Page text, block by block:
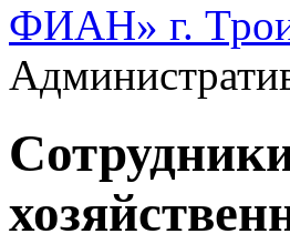
ФИАН» г.